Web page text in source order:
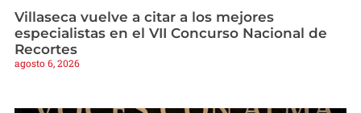
Villaseca vuelve a citar a los mejores
especialistas en el VII Concurso Nacional de
Recortes
agosto 6, 2026